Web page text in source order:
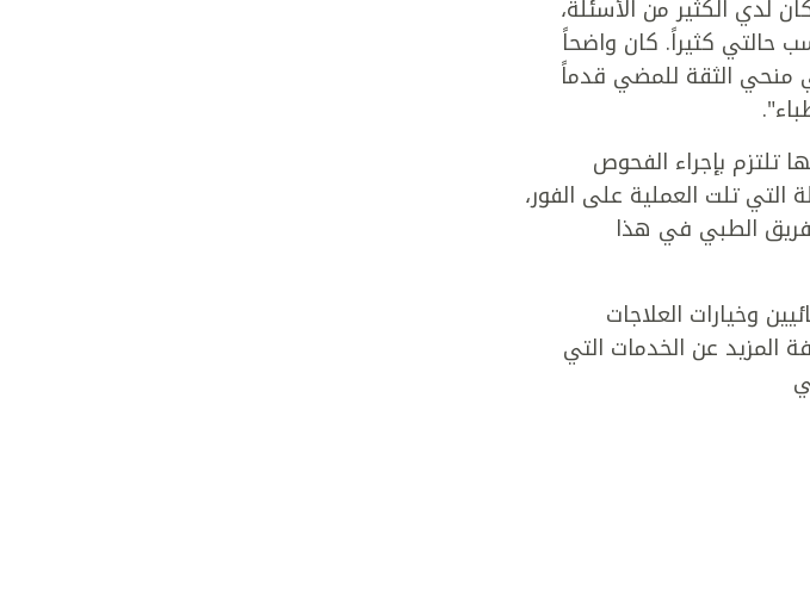
لدي الكثير من الأسئلة،
حالتي كثيراً. كان واضحاً
منحي الثقة للمضي قدماً
تلتزم بإجراء الفحوص
التي تلت العملية على الفور،
الطبي في هذا
وخيارات العلاجات
المزيد عن الخدمات التي